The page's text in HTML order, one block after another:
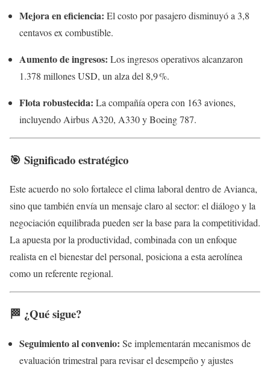
Mejora en eficiencia: El costo por pasajero disminuyó a 3,8
centavos ex combustible.
Aumento de ingresos: Los ingresos operativos alcanzaron
1.378 millones USD, un alza del 8,9 %.
Flota robustecida: La compañía opera con 163 aviones,
incluyendo Airbus A320, A330 y Boeing 787.
🎯 Significado estratégico
Este acuerdo no solo fortalece el clima laboral dentro de Avianca,
sino que también envía un mensaje claro al sector: el diálogo y la
negociación equilibrada pueden ser la base para la competitividad.
La apuesta por la productividad, combinada con un enfoque
realista en el bienestar del personal, posiciona a esta aerolínea
como un referente regional.
🏁 ¿Qué sigue?
Seguimiento al convenio: Se implementarán mecanismos de
evaluación trimestral para revisar el desempeño y ajustes